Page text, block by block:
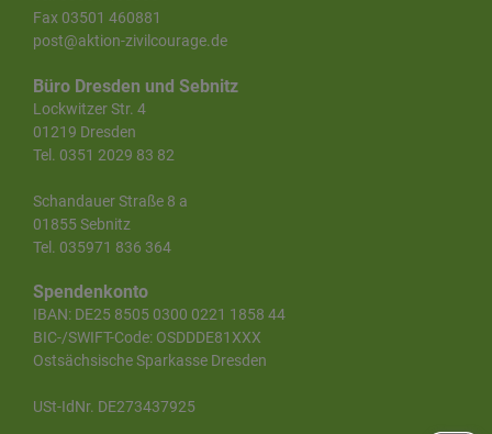
Fax 03501 460881
post@aktion-zivilcourage.de
Büro Dresden und Sebnitz
Lockwitzer Str. 4
01219 Dresden
Tel. 0351 2029 83 82
Schandauer Straße 8 a
01855 Sebnitz
Tel. 035971 836 364
Spendenkonto
IBAN: DE25 8505 0300 0221 1858 44
BIC-/SWIFT-Code: OSDDDE81XXX
Ostsächsische Sparkasse Dresden
USt-IdNr. DE273437925